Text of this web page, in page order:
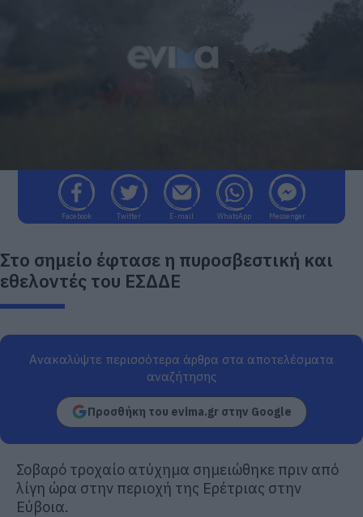
Facebook Twitter E-mail WhatsApp Messenger
Στο σημείο έφτασε η πυροσβεστική και
εθελοντές του ΕΣΔΔΕ
Ανακαλύψτε περισσότερα άρθρα στα αποτελέσματα
αναζήτησης
Προσθήκη του evima.gr στην Google
Σοβαρό τροχαίο ατύχημα σημειώθηκε πριν από
λίγη ώρα στην περιοχή της Ερέτριας στην
Εύβοια.